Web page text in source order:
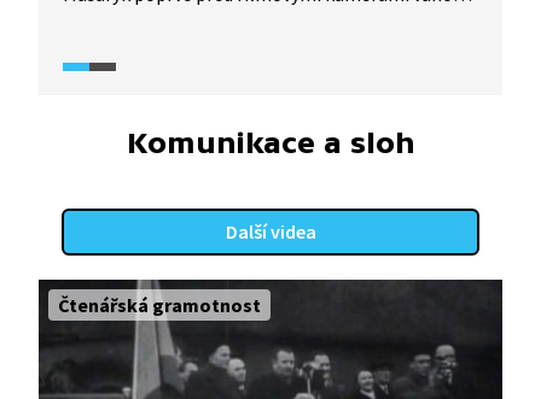
komunistického režimu v podobě novoročních
prezident Miloš Zeman. Podívejte se na část
vánočního projevu Edvarda Beneše z roku 1946.
Komunikace a sloh
Další videa
Čtenářská gramotnost